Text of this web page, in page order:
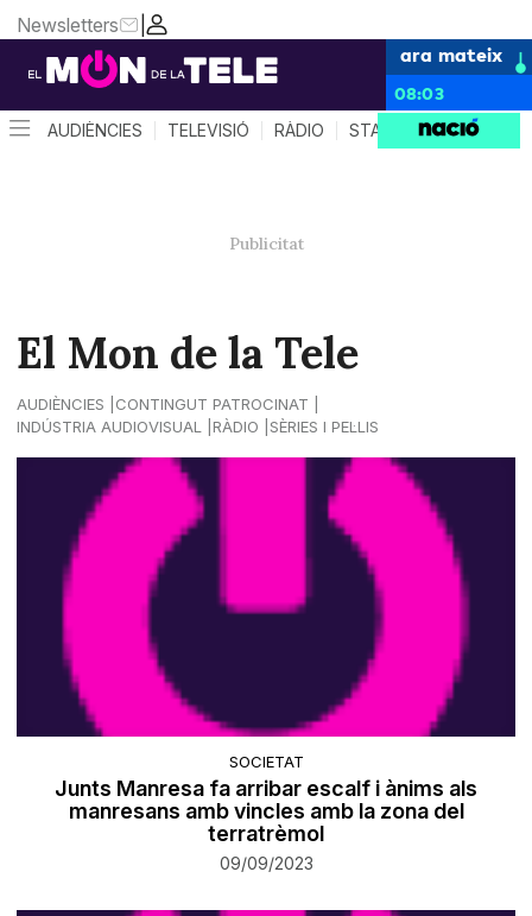
|
Newsletters
ara mateix
08:03
AUDIÈNCIES TELEVISIÓ RÀDIO STAR SYSTEM
El Mon de la Tele
AUDIÈNCIES
CONTINGUT PATROCINAT
INDÚSTRIA AUDIOVISUAL
RÀDIO SÈRIES I PEL·LIS
SOCIETAT
Junts Manresa fa arribar escalf i ànims als
manresans amb vincles amb la zona del
terratrèmol
09/09/2023